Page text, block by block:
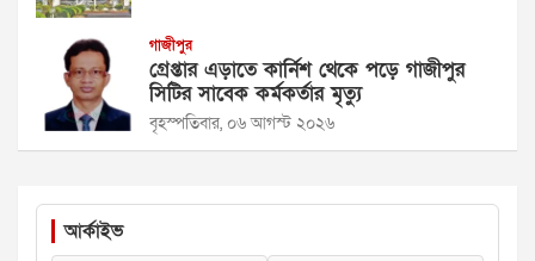
গাজীপুর
গ্রেপ্তার এড়াতে কার্নিশ থেকে পড়ে গাজীপুর
সিটির সাবেক কর্মকর্তার মৃত্যু
বৃহস্পতিবার, ০৬ আগস্ট ২০২৬
আর্কাইভ